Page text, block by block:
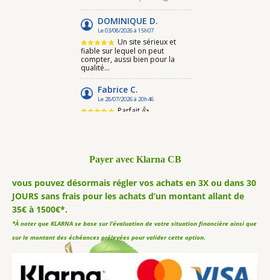
Payer avec Klarna CB
vous pouvez désormais régler vos achats en 3X ou dans 30
JOURS sans frais pour les achats d’un montant allant de
35€ à 1500€*.
*À noter que KLARNA se base sur l’évaluation de votre situation financière ainsi que
sur le montant des échéances prélevées pour valider cette option.